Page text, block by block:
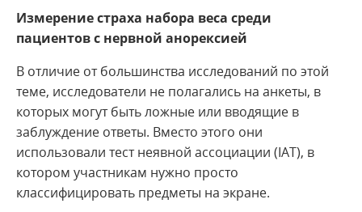
Измерение страха набора веса среди
пациентов с нервной анорексией
В отличие от большинства исследований по этой
теме, исследователи не полагались на анкеты, в
которых могут быть ложные или вводящие в
заблуждение ответы. Вместо этого они
использовали тест неявной ассоциации (IAT), в
котором участникам нужно просто
классифицировать предметы на экране.